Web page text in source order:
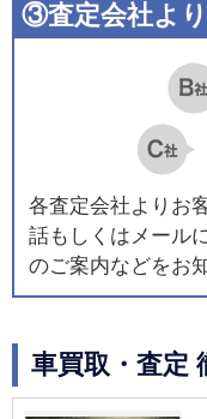
③査定会社よ
各査定会社よりお
話もしくはメール
のご案内などをお
車買取・査定